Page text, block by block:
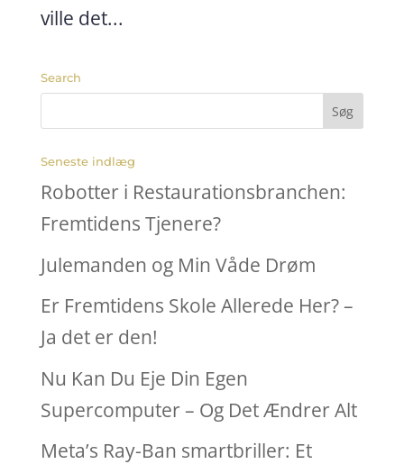
ville det...
Search
Seneste indlæg
Robotter i Restaurationsbranchen:
Fremtidens Tjenere?
Julemanden og Min Våde Drøm
Er Fremtidens Skole Allerede Her? –
Ja det er den!
Nu Kan Du Eje Din Egen
Supercomputer – Og Det Ændrer Alt
Meta’s Ray-Ban smartbriller: Et